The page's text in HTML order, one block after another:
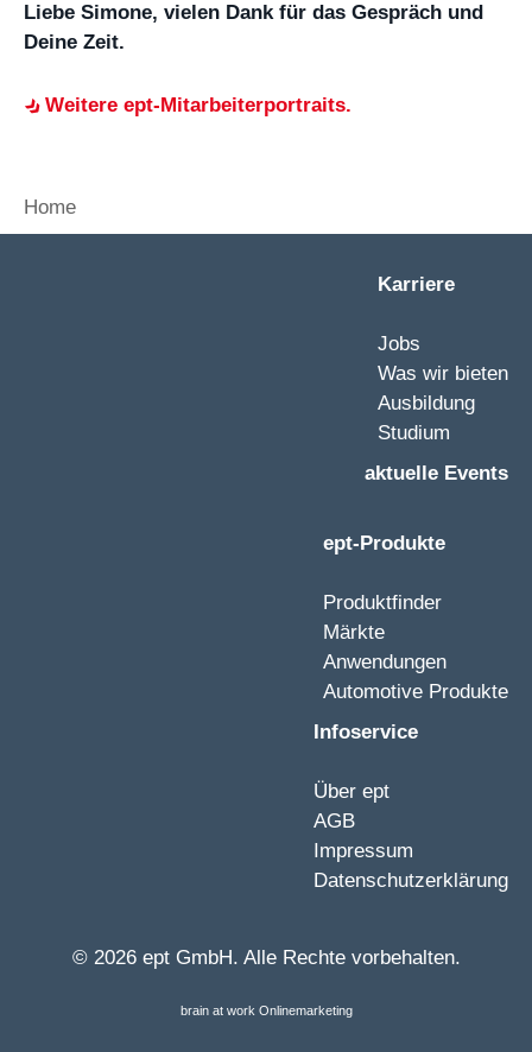
Liebe Simone, vielen Dank für das Gespräch und
Deine Zeit.
Weitere ept-Mitarbeiterportraits.
Home
Karriere
Jobs
Was wir bieten
Ausbildung
Studium
aktuelle Events
ept-Produkte
Produktfinder
Märkte
Anwendungen
Automotive Produkte
Infoservice
Über ept
AGB
Impressum
Datenschutzerklärung
© 2026 ept GmbH. Alle Rechte vorbehalten.
brain at work Onlinemarketing